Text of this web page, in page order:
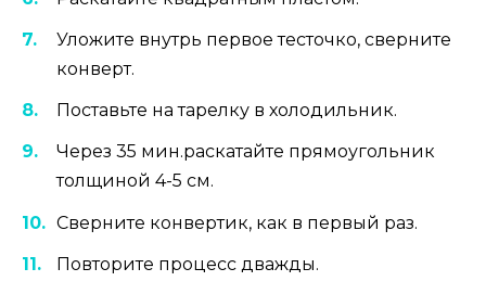
Уложите внутрь первое тесточко, сверните
конверт.
Поставьте на тарелку в холодильник.
Через 35 мин.раскатайте прямоугольник
толщиной 4-5 см.
Сверните конвертик, как в первый раз.
Повторите процесс дважды.